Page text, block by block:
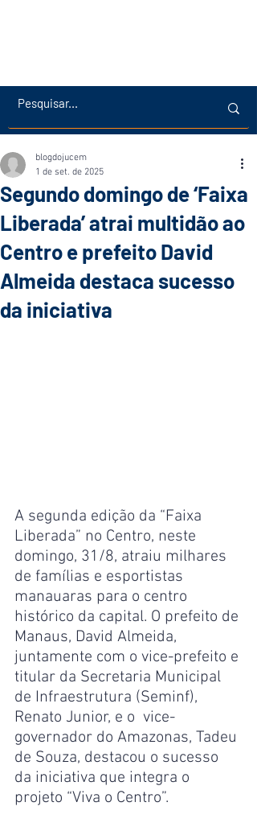
Segundo domingo de ‘Faixa
Liberada’ atrai multidão ao
Centro e prefeito David
Almeida destaca sucesso
da iniciativa
blogdojucem
1 de set. de 2025
A segunda edição da “Faixa
Liberada” no Centro, neste
domingo, 31/8, atraiu milhares
de famílias e esportistas
manauaras para o centro
histórico da capital. O prefeito de
Manaus, David Almeida,
juntamente com o vice-prefeito e
titular da Secretaria Municipal
de Infraestrutura (Seminf),
Renato Junior, e o  vice-
governador do Amazonas, Tadeu
de Souza, destacou o sucesso
da iniciativa que integra o
projeto “Viva o Centro”.